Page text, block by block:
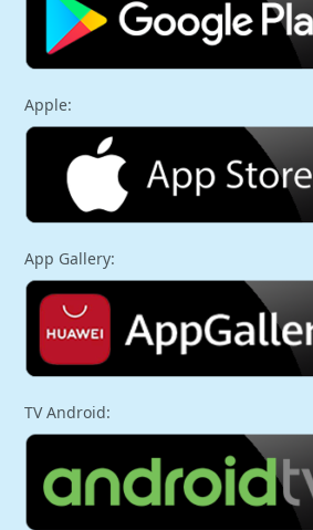
Apple:
App Gallery:
TV Android: